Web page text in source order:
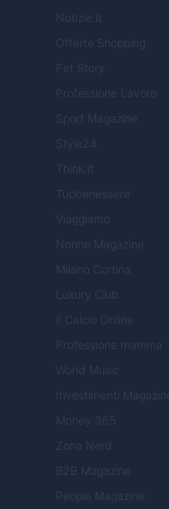
Notizie.it
Offerte Shopping
Pet Story
Professione Lavoro
Sport Magazine
Style24
Think.it
Tuobenessere
Viaggiamo
Nonne Magazine
Milano Cortina
Luxury Club
Il Calcio Online
Professione mamma
World Music
Investimenti Magazine
Money 365
Zona Nerd
B2B Magazine
People Magazine